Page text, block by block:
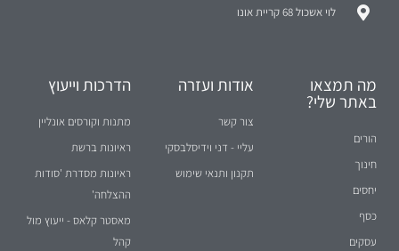
לוי אשכול 68 קריית אונו
מה תמצאו
באתר שלי?
הורים
חינוך
יחסים
כסף
עסקים
אודות ועזרה
צור קשר
עליי - דני וידיסלבסקי
תקנון ותנאי שימוש
הדרכות וייעוץ
מתנות וקורסים אונליין
ראיונות ברשת
ראיונות מסדרת 'סודות
ההצלחה'
מאסטר קלאס - ייעוץ מול
קהל